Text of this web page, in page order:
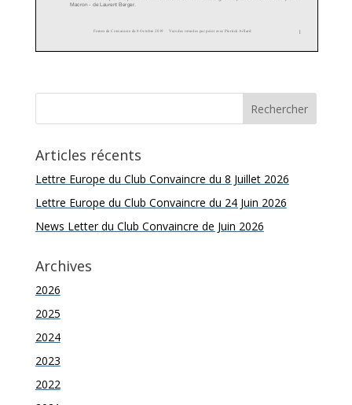
Articles récents
Lettre Europe du Club Convaincre du 8 Juillet 2026
Lettre Europe du Club Convaincre du 24 Juin 2026
News Letter du Club Convaincre de Juin 2026
Archives
2026
2025
2024
2023
2022